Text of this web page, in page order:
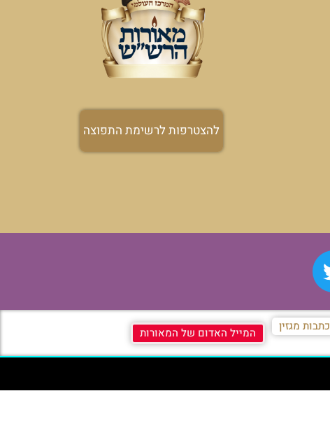
להצטרפות לרשימת התפוצה
כתבות מגזין המייל האדום של המאורות